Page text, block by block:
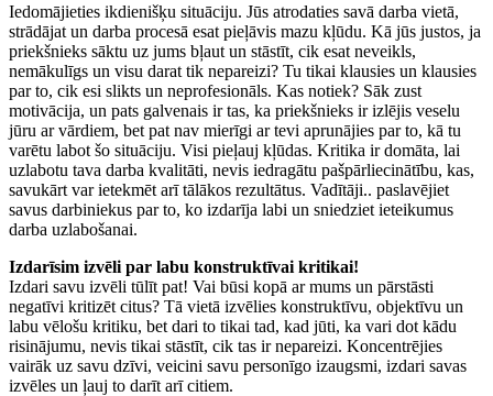
Iedomājieties ikdienišķu situāciju. Jūs atrodaties savā darba vietā,
strādājat un darba procesā esat pieļāvis mazu kļūdu. Kā jūs justos, ja
priekšnieks sāktu uz jums bļaut un stāstīt, cik esat neveikls,
nemākulīgs un visu darat tik nepareizi? Tu tikai klausies un klausies
par to, cik esi slikts un neprofesionāls. Kas notiek? Sāk zust
motivācija, un pats galvenais ir tas, ka priekšnieks ir izlējis veselu
jūru ar vārdiem, bet pat nav mierīgi ar tevi aprunājies par to, kā tu
varētu labot šo situāciju. Visi pieļauj kļūdas. Kritika ir domāta, lai
uzlabotu tava darba kvalitāti, nevis iedragātu pašpārliecinātību, kas,
savukārt var ietekmēt arī tālākos rezultātus. Vadītāji.. paslavējiet
savus darbiniekus par to, ko izdarīja labi un sniedziet ieteikumus
darba uzlabošanai.
Izdarīsim izvēli par labu konstruktīvai kritikai!
Izdari savu izvēli tūlīt pat! Vai būsi kopā ar mums un pārstāsti
negatīvi kritizēt citus? Tā vietā izvēlies konstruktīvu, objektīvu un
labu vēlošu kritiku, bet dari to tikai tad, kad jūti, ka vari dot kādu
risinājumu, nevis tikai stāstīt, cik tas ir nepareizi. Koncentrējies
vairāk uz savu dzīvi, veicini savu personīgo izaugsmi, izdari savas
izvēles un ļauj to darīt arī citiem.